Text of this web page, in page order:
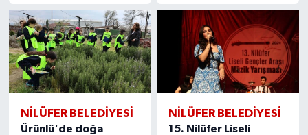
NİLÜFER BELEDİYESİ
Ürünlü'de doğa
NİLÜFER BELEDİYESİ
15. Nilüfer Liseli